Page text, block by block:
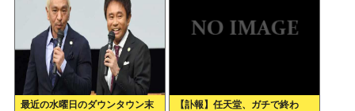
最近の水曜日のダウンタウン末
【訃報】任天堂、ガチで終わ